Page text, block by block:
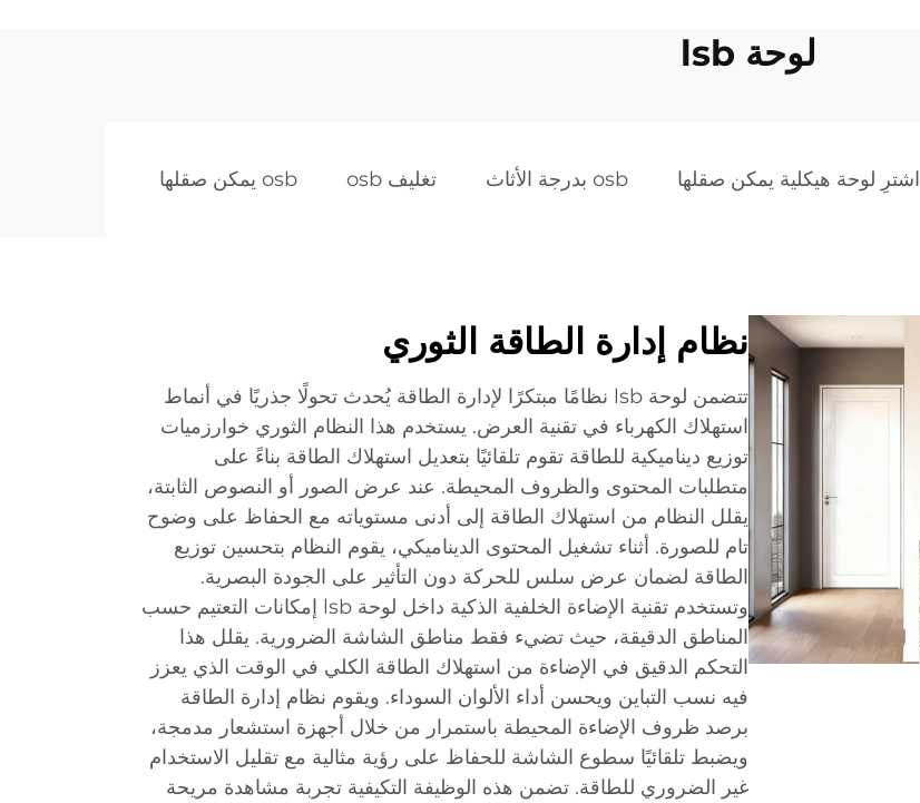
لوحة lsb
اشترِ لوحة هيكلية يمكن صقلها osb بدرجة الأثاث تغليف osb osb يمكن صقلها
نظام إدارة الطاقة الثوري
تتضمن لوحة lsb نظامًا مبتكرًا لإدارة الطاقة يُحدث تحولًا جذريًا في أنماط
استهلاك الكهرباء في تقنية العرض. يستخدم هذا النظام الثوري خوارزميات
توزيع ديناميكية للطاقة تقوم تلقائيًا بتعديل استهلاك الطاقة بناءً على
متطلبات المحتوى والظروف المحيطة. عند عرض الصور أو النصوص الثابتة،
يقلل النظام من استهلاك الطاقة إلى أدنى مستوياته مع الحفاظ على وضوح
تام للصورة. أثناء تشغيل المحتوى الديناميكي، يقوم النظام بتحسين توزيع
الطاقة لضمان عرض سلس للحركة دون التأثير على الجودة البصرية.
وتستخدم تقنية الإضاءة الخلفية الذكية داخل لوحة lsb إمكانات التعتيم حسب
المناطق الدقيقة، حيث تضيء فقط مناطق الشاشة الضرورية. يقلل هذا
التحكم الدقيق في الإضاءة من استهلاك الطاقة الكلي في الوقت الذي يعزز
فيه نسب التباين ويحسن أداء الألوان السوداء. ويقوم نظام إدارة الطاقة
برصد ظروف الإضاءة المحيطة باستمرار من خلال أجهزة استشعار مدمجة،
ويضبط تلقائيًا سطوع الشاشة للحفاظ على رؤية مثالية مع تقليل الاستخدام
غير الضروري للطاقة. تضمن هذه الوظيفة التكيفية تجربة مشاهدة مريحة